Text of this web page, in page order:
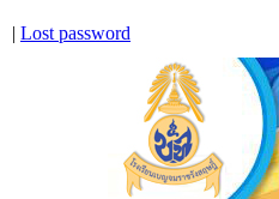
| Lost password